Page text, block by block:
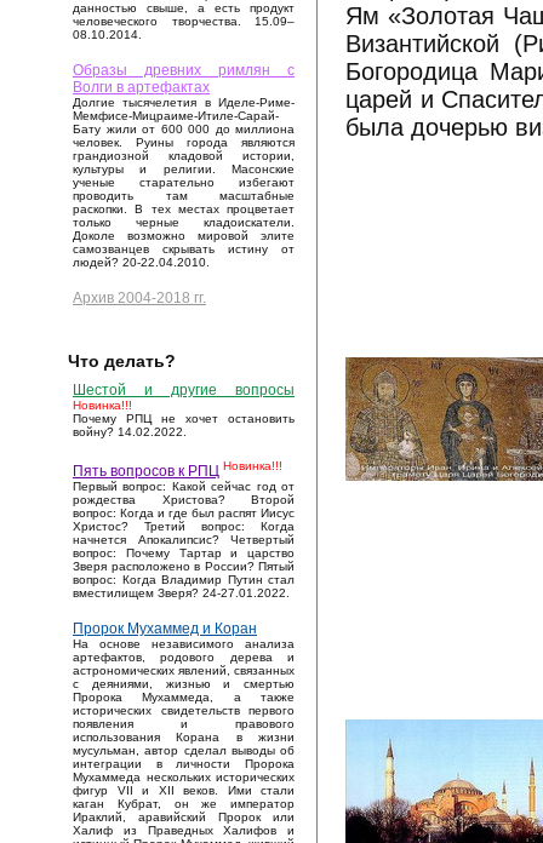
данностью свыше, а есть продукт
человеческого творчества. 15.09–
08.10.2014.
Образы древних римлян с
Волги в артефактах
Долгие тысячелетия в Иделе-Риме-
Мемфисе-Мицраиме-Итиле-Сарай-
Бату жили от 600 000 до миллиона
человек. Руины города являются
грандиозной кладовой истории,
культуры и религии. Масонские
ученые старательно избегают
проводить там масштабные
раскопки. В тех местах процветает
только черные кладоискатели.
Доколе возможно мировой элите
самозванцев скрывать истину от
людей? 20-22.04.2010.
Архив 2004-2018 гг.
Что делать?
Шестой и другие вопросы
Новинка!!!
Почему РПЦ не хочет остановить
войну? 14.02.2022.
Пять вопросов к РПЦ Новинка!!!
Первый вопрос: Какой сейчас год от
рождества Христова? Второй
вопрос: Когда и где был распят Иисус
Христос? Третий вопрос: Когда
начнется Апокалипсис? Четвертый
вопрос: Почему Тартар и царство
Зверя расположено в России? Пятый
вопрос: Когда Владимир Путин стал
вместилищем Зверя? 24-27.01.2022.
Пророк Мухаммед и Коран
На основе независимого анализа
артефактов, родового дерева и
астрономических явлений, связанных
с деяниями, жизнью и смертью
Пророка Мухаммеда, а также
исторических свидетельств первого
появления и правового
использования Корана в жизни
мусульман, автор сделал выводы об
интеграции в личности Пророка
Мухаммеда нескольких исторических
фигур VII и XII веков. Ими стали
каган Кубрат, он же император
Ираклий, аравийский Пророк или
Халиф из Праведных Халифов и
Ям «Золотая
Византийской
Богородица
царей и
была дочерью